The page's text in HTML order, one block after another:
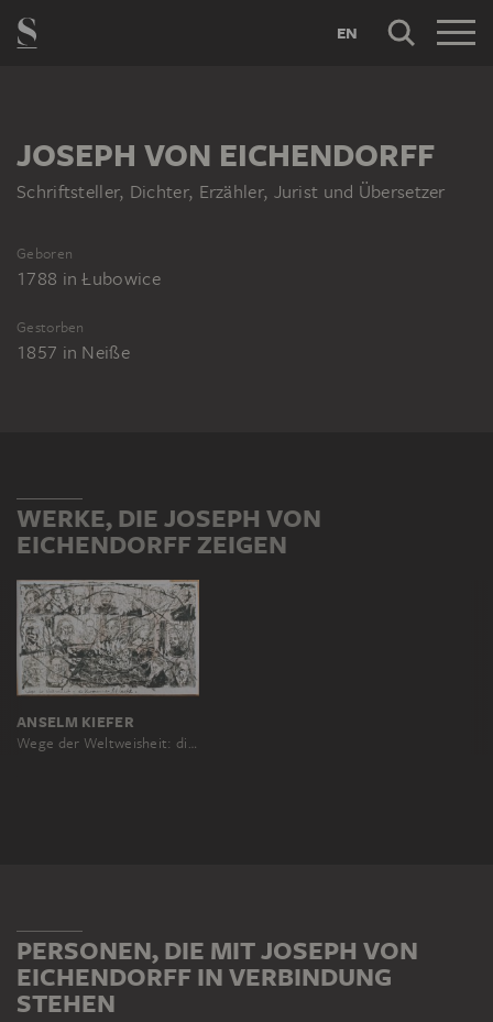
EN
JOSEPH VON EICHENDORFF
Schriftsteller, Dichter, Erzähler, Jurist und Übersetzer
Geboren
1788 inŁubowice
Gestorben
1857 in Neiße
WERKE, DIE JOSEPH VON
EICHENDORFF ZEIGEN
ANSELM KIEFER
Wege der Weltweisheit: die Hermanns-Schlacht
PERSONEN, DIE MIT JOSEPH VON
EICHENDORFF IN VERBINDUNG
STEHEN